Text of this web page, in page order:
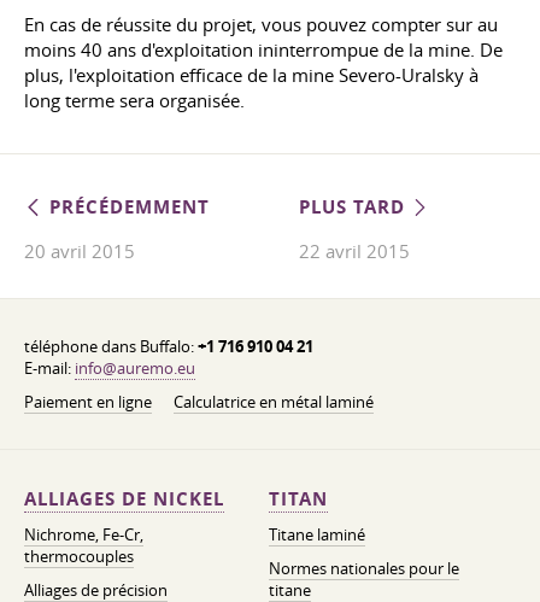
En cas de réussite du projet, vous pouvez compter sur au
moins 40 ans d'exploitation ininterrompue de la mine. De
plus, l'exploitation efficace de la mine Severo-Uralsky à
long terme sera organisée.
PRÉCÉDEMMENT
20 avril 2015
PLUS TARD
22 avril 2015
téléphone dans Buffalo:+1 716 910 04 21
E-mail: info@auremo.eu
Paiement en ligne
Calculatrice en métal laminé
ALLIAGES DE NICKEL
Nichrome, Fe-Cr,
thermocouples
Alliages de précision
TITAN
Titane laminé
Normes nationales pour le
titane